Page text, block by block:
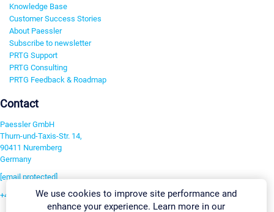
Knowledge Base
Customer Success Stories
About Paessler
Subscribe to newsletter
PRTG Support
PRTG Consulting
PRTG Feedback & Roadmap
Contact
Paessler GmbH
Thurn-und-Taxis-Str. 14,
90411 Nuremberg
Germany
[email protected]
+49 911 93775-0We use cookies to improve site performance and
enhance your experience. Learn more in our